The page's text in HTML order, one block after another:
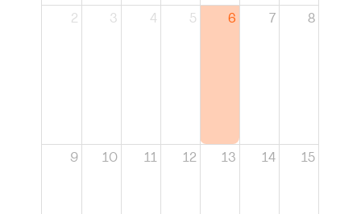
2 3 4 5 6 7 8
9 10 11 12 13 14 15